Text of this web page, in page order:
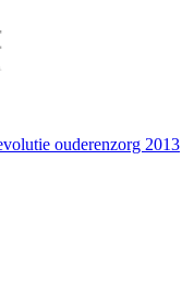
ouderenzorg 2013